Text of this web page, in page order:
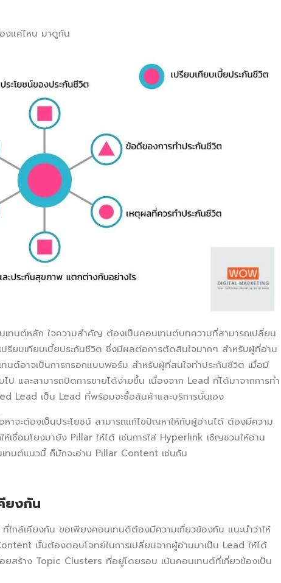
งแค่ไหน มาดูกัน
เทนต์หลัก ใจความสำคัญ ต้องเป็นคอนเทนต์บทความที่สามารถเปลี่ยน
รียบเทียบเบี้ยประกันชีวิต ซึ่งมีผลต่อการตัดสินใจมากๆ สำหรับผู้ที่อ่าน
ต์อาจเป็นการกรอกแบบฟอร์ม สำหรับผู้ที่สนใจทำประกันชีวิต เมื่อมี
ป และสามารถปิดการขายได้ง่ายขึ้น เนื่องจาก Lead ที่ได้มาจากการทำ
Lead เป็น Lead ที่พร้อมจะซื้อสินค้าและบริการนั่นเอง
จะต้องเป็นประโยชน์ สามารถแก้ไขปัญหาให้กับผู้อ่านได้ ต้องมีความ
เชื่อมโยงมายัง Pillar ให้ได้ เช่นการใส่ Hyperlink เชิญชวนให้อ่าน
ทนต์แนวนี้ ก็มักจะอ่าน Pillar Content เช่นกัน
ยงกัน
ที่ใกล้เคียงกัน ขอเพียงคอนเทนต์ต้องมีความเกี่ยวข้องกัน แนะนำว่าให้
นั้นต้องตอบโจทย์ในการเปลี่ยนจากผู้อ่านมาเป็น Lead ให้ได้
สร้าง Topic Clusters ที่อยู่โดยรอบ เน้นคอนเทนต์ที่เกี่ยวข้องเป็น